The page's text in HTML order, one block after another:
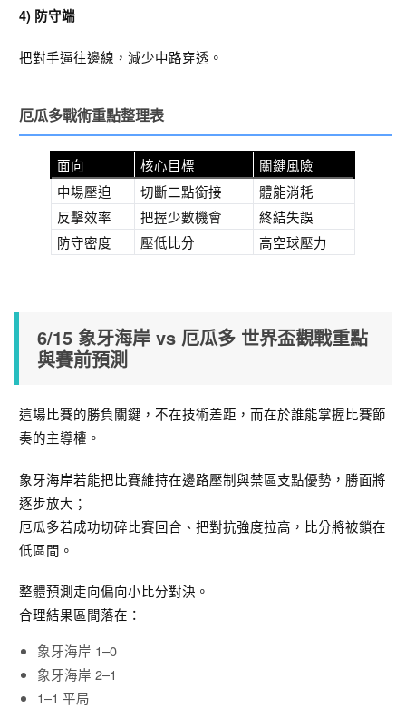
4) 防守端
把對手逼往邊線，減少中路穿透。
厄瓜多戰術重點整理表
面向 核心目標
關鍵風險
中場壓迫
切斷二點銜接
體能消耗
反擊效率
把握少數機會
終結失誤
防守密度
壓低比分 高空球壓力
6/15 象牙海岸 vs 厄瓜多 世界盃觀戰重點
與賽前預測
這場比賽的勝負關鍵，不在技術差距，而在於誰能掌握比賽節
奏的主導權。
象牙海岸若能把比賽維持在邊路壓制與禁區支點優勢，勝面將
逐步放大；
厄瓜多若成功切碎比賽回合、把對抗強度拉高，比分將被鎖在
低區間。
整體預測走向偏向小比分對決。
合理結果區間落在：
象牙海岸 1–0
象牙海岸 2–1
1–1 平局